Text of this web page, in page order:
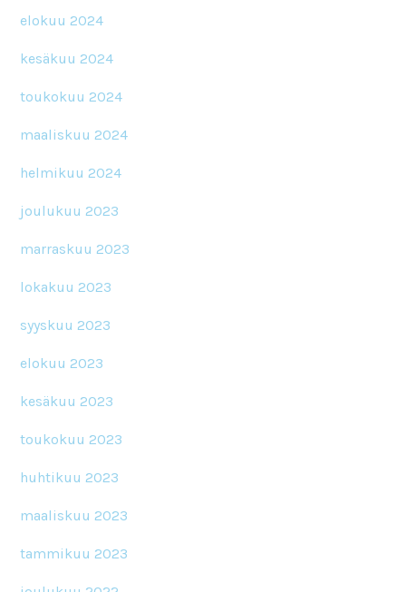
elokuu 2024
kesäkuu 2024
toukokuu 2024
maaliskuu 2024
helmikuu 2024
joulukuu 2023
marraskuu 2023
lokakuu 2023
syyskuu 2023
elokuu 2023
kesäkuu 2023
toukokuu 2023
huhtikuu 2023
maaliskuu 2023
tammikuu 2023